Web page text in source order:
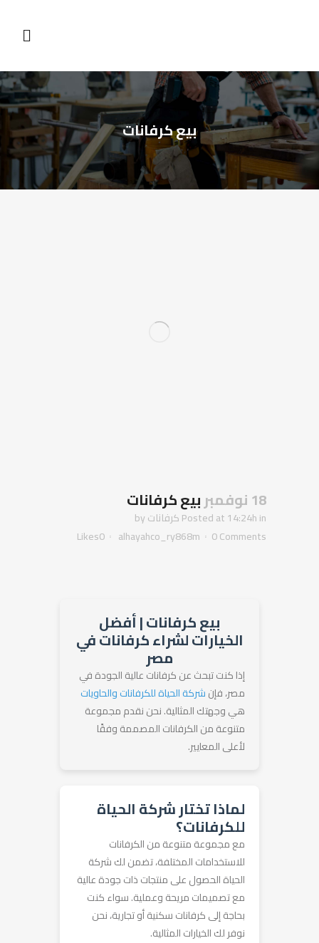
بيع كرفانات
18 نوفمبر بيع كرفانات
Posted at 14:24hin كرفاناتby
alhayahco_ry868m
0 Comments
0
Likes
بيع كرفانات | أفضل
الخيارات لشراء كرفانات في
مصر
إذا كنت تبحث عن كرفانات عالية الجودة في
مصر، فإنشركة الحياة للكرفانات والحاويات
هي وجهتك المثالية. نحن نقدم مجموعة
متنوعة من الكرفانات المصممة وفقًا
لأعلى المعايير.
لماذا تختار شركة الحياة
للكرفانات؟
مع مجموعة متنوعة من الكرفانات
للاستخدامات المختلفة، تضمن لك شركة
الحياة الحصول على منتجات ذات جودة عالية
مع تصميمات مريحة وعملية. سواء كنت
بحاجة إلى كرفانات سكنية أو تجارية، نحن
نوفر لك الخيارات المثالية.